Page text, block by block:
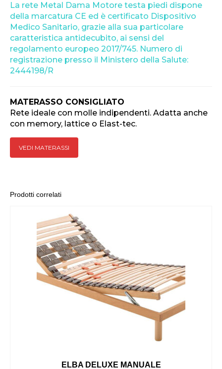
La rete Metal Dama Motore testa piedi dispone
della marcatura CE ed è certificato Dispositivo
Medico Sanitario, grazie alla sua particolare
caratteristica antidecubito, ai sensi del
regolamento europeo 2017/745. Numero di
registrazione presso il Ministero della Salute:
2444198/R
MATERASSO CONSIGLIATO
Rete ideale con molle indipendenti. Adatta anche
con memory, lattice o Elast-tec.
VEDI MATERASSI
Prodotti correlati
ELBA DELUXE MANUALE